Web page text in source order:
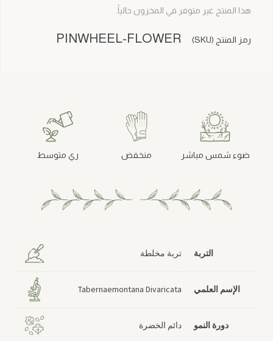
هذا المنتج غير متوفر في المخزون حالياً.
رمز المنتج (SKU) PINWHEEL-FLOWER
ضوء شمس مباشر منخفض ري متوسط
التربة تربة مخلطة
الإسم العلمي Tabernaemontana Divaricata
دورة النمو دائم الخضرة